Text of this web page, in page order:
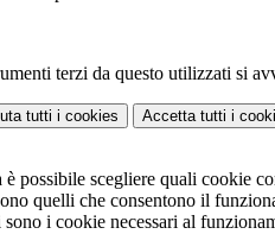
terzi da questo utilizzati si
tutti i cookies Accetta tutti i
è possibile scegliere quali cookie
quelli che consentono il
sono i cookie necessari al